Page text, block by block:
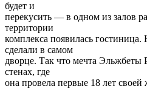
будет и
перекусить — в одном из залов
территории
комплекса появилась гостиница.
сделали в самом
дворце. Так что мечта Эльжбеты
стенах, где
она провела первые 18 лет